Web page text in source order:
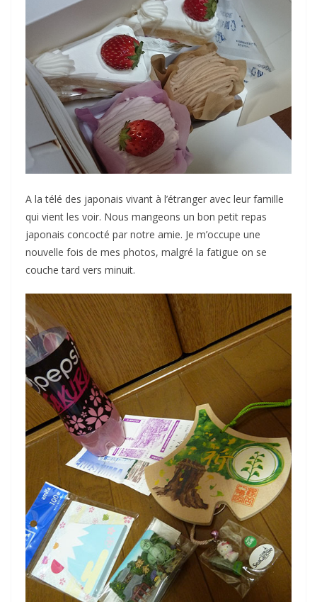
A la télé des japonais vivant à l’étranger avec leur famille
qui vient les voir. Nous mangeons un bon petit repas
japonais concocté par notre amie. Je m’occupe une
nouvelle fois de mes photos, malgré la fatigue on se
couche tard vers minuit.